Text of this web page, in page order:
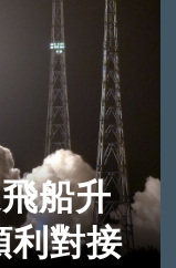
船升
利對接